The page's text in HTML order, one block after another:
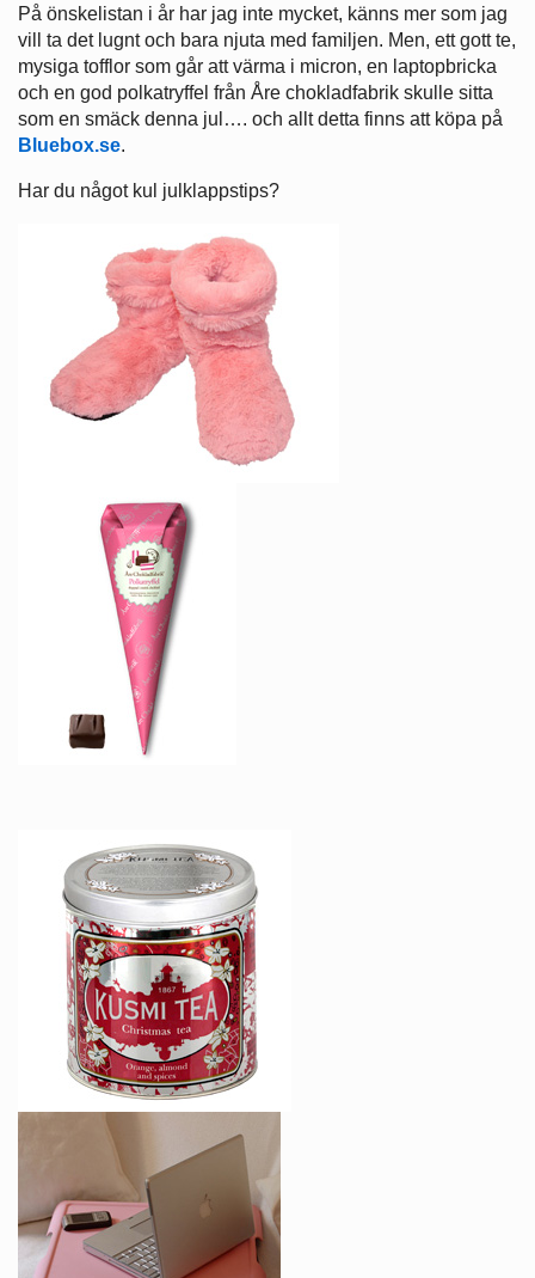
På önskelistan i år har jag inte mycket, känns mer som jag
vill ta det lugnt och bara njuta med familjen. Men, ett gott te,
mysiga tofflor som går att värma i micron, en laptopbricka
och en god polkatryffel från Åre chokladfabrik skulle sitta
som en smäck denna jul…. och allt detta finns att köpa på
Bluebox.se.
Har du något kul julklappstips?